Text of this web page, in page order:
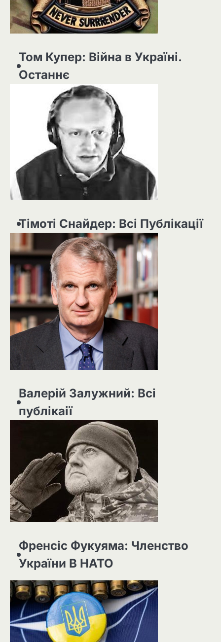
Том Купер: Війна в Україні.
Останнє
Тімоті Снайдер: Всі Публікації
Валерій Залужний: Всі
публікаії
Френсіс Фукуяма: Членство
України В НАТО